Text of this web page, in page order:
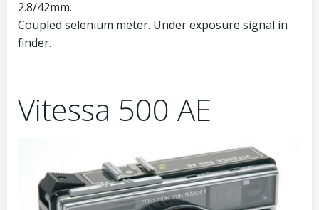
2.8/42mm.
Coupled selenium meter. Under exposure signal in
finder.
Vitessa 500 AE